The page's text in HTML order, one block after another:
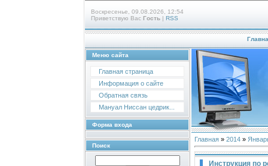
Воскресенье, 09.08.2026, 12:54
Приветствую Вас Гость | RSS
Меню сайта
Главная страница
Информация о сайте
Обратная связь
Мануал Ниссан цедрик...
Форма входа
Поиск
Главная » 2014 »
Инструкция по